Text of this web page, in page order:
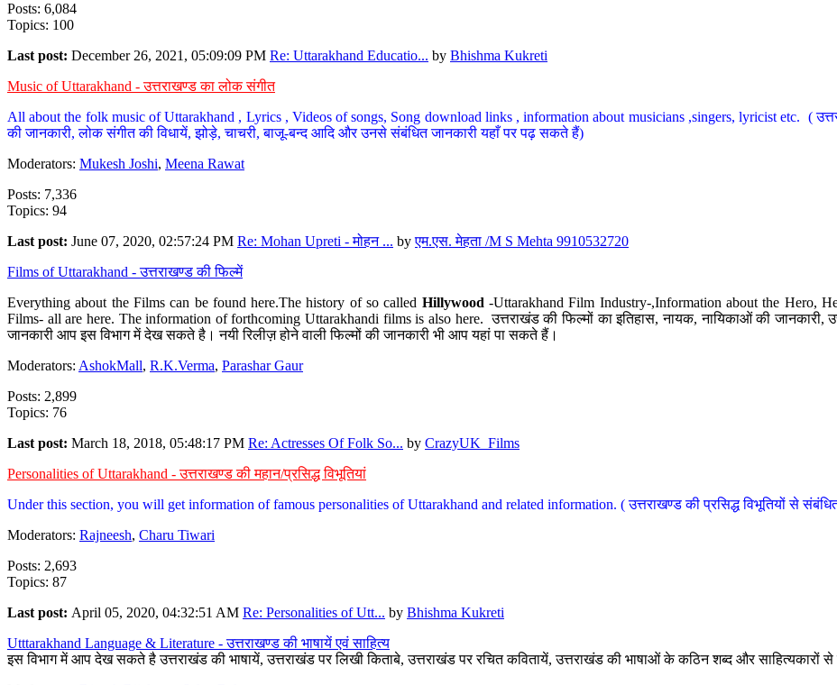
Posts: 6,084
Topics: 100
Last post: December 26, 2021, 05:09:09 PM Re: Uttarakhand Educatio... by Bhishma Kukreti
Music of Uttarakhand - उत्तराखण्ड का लोक संगीत
All about the folk music of Uttarakhand , Lyrics , Videos of songs, Song download links , information about musicians ,singers, lyricist etc. (
की जानकारी, लोक संगीत की विधायें, झोड़े, चाचरी, बाजू-बन्द आदि और उनसे संबंधित जानकारी यहाँ पर पढ़ सकते हैं)
Moderators: Mukesh Joshi, Meena Rawat
Posts: 7,336
Topics: 94
Last post: June 07, 2020, 02:57:24 PM Re: Mohan Upreti - मोहन ... byएम.एस. मेहता /M S Mehta 9910532720
Films of Uttarakhand - उत्तराखण्ड की फिल्में
Everything about the Films can be found here.The history of so called Hillywood-Uttarakhand Film Industry-,Information about the Hero,
Films- all are here. The information of forthcoming Uttarakhandi films is also here. उत्तराखंड की फिल्मों का इतिहास, नायक, नायिकाओं की जानकारी,
जानकारी आप इस विभाग में देख सकते है। नयी रिलीज़ होने वाली फिल्मों की जानकारी भी आप यहां पा सकते हैं।
Moderators: AshokMall, R.K.Verma, Parashar Gaur
Posts: 2,899
Topics: 76
Last post: March 18, 2018, 05:48:17 PM Re: Actresses Of Folk So... by CrazyUK_Films
Personalities of Uttarakhand - उत्तराखण्ड की महान/प्रसिद्ध विभूतियां
Under this section, you will get information of famous personalities of Uttarakhand and related information. ( उत्तराखण्ड की प्रसिद्ध विभूतियों से
Moderators: Rajneesh, Charu Tiwari
Posts: 2,693
Topics: 87
Last post: April 05, 2020, 04:32:51 AM Re: Personalities of Utt... by Bhishma Kukreti
Utttarakhand Language & Literature - उत्तराखण्ड की भाषायें एवं साहित्य
इस विभाग में आप देख सकते है उत्तराखंड की भाषायें, उत्तराखंड पर लिखी किताबे, उत्तराखंड पर रचित कवितायें, उत्तराखंड की भाषाओं के कठिन शब्द और साहित्यकारों से